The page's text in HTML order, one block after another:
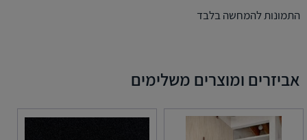
התמונות להמחשה בלבד
אביזרים ומוצרים משלימים